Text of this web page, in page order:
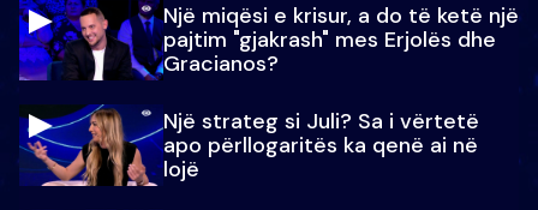
Një miqësi e krisur, a do të ketë një
pajtim "gjakrash" mes Erjolës dhe
Gracianos?
Një strateg si Juli? Sa i vërtetë
apo përllogaritës ka qenë ai në
lojë